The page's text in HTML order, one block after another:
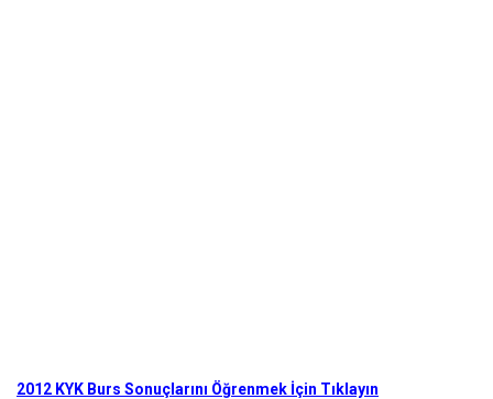
2012 KYK Burs Sonuçlarını Öğrenmek İçin Tıklayın